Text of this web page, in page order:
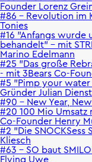
Founder Lorenz
#86 – Revolution im
Tonies
#16 "Anfangs wurde
behandelt" - mit
Marino Edelmann
#25 "Das große
- mit 3Bears Co-
#5 "Pimp your water
Gründer Julian Dienst
#90 – New Year,
#20 100 Mio Umsatz
Co-Founder Henry
#2 "Die
Kliesch
#63 - SO baut